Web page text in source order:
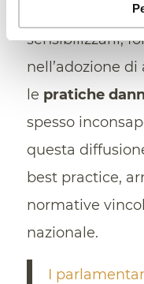
ruotano attorno
sensibilizzarli,
nell’adozione
le pratiche
spesso
questa
best practice,
normative
nazionale.
I